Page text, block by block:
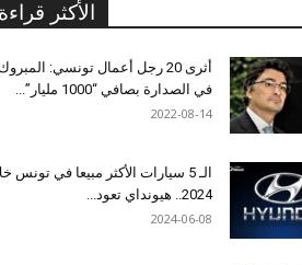
الأكثر قراءة
أثرى 20 رجل أعمال تونسي: المبروك
في الصدارة بصافي “1000 مليار”...
2022-08-14
الـ 5 سيارات الأكثر مبيعا في تونس
2024.. هيونداي تعود...
2024-06-08